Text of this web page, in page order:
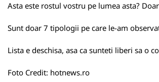
Asta este rostul vostru pe lumea asta?
Sunt doar 7 tipologii pe care le-am
Lista e deschisa, asa ca sunteti liberi sa o
Foto Credit: hotnews.ro